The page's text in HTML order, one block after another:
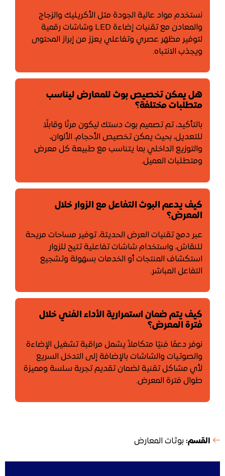
نستخدم مواد عالية الجودة مثل الأكريليك والزجاج
والمعادن مع تقنيات إضاءة LED وشاشات رقمية
لتوفير مظهر عصري وتفاعلي يعزز من إبراز المحتوى
ويجذب الانتباه.
هل يمكن تخصيص بوث للمعارض ليناسب
متطلبات مختلفة؟
بالتأكيد، تم تصميم بوث دستك ليكون مرنًا وقابلًا
للتعديل، بحيث يمكن تخصيص الأحجام، الألوان،
والتوزيع الداخلي بما يتناسب مع طبيعة كل معرض
ومتطلبات العميل.
كيف يدعم البوث التفاعل مع الزوار خلال
المعرض؟
عبر دمج تقنيات العرض الحديثة، توفير مساحات مريحة
للنقاش، واستخدام شاشات تفاعلية تتيح للزوار
استكشاف المنتجات أو الخدمات بسهولة وتشجيع
التفاعل المباشر.
كيف يتم ضمان استمرارية الأداء الفني خلال
فترة المعرض؟
نوفر دعمًا فنيًا متكاملاً يشمل مراقبة تشغيل الإضاءة
والصوتيات والشاشات بالإضافة إلى التدخل السريع
لأي مشاكل تقنية لضمان تقديم تجربة سلسة ومميزة
طوال فترة المعرض.
القسم: بوثات المعارض